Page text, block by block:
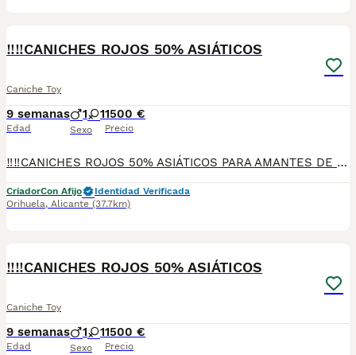
‼️‼️CANICHES ROJOS 50% ASIÁTICOS
Caniche Toy
9 semanas
Edad
1 1
Sexo
1500 €
Precio
‼️‼️CANICHES ROJOS 50% ASIÁTICOS PARA AMANTES DE LA RAZA MUY BUENA CALIDAD,LISTOS PARA ENTREGAR CRIADOS EN AMBIENTE FAMILIAR SE ENTREGAN CON SUS VACUNAS CORRESPONDIENTES ASU EDAD DESPARACITADOS Y REVISADOS POR EL VETERINARIO PREGUNTEN SIN COMPROMISO TODAS SUS DUDAS.
CriadorCon Afijo
Identidad Verificada
Orihuela, Alicante (37.7km)
‼️‼️CANICHES ROJOS 50% ASIÁTICOS
Caniche Toy
9 semanas
Edad
1 1
Sexo
1500 €
Precio